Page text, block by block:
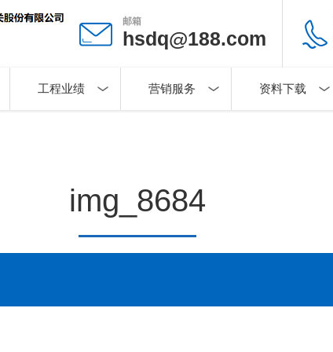
邮箱
hsdq@188.com
工程业绩 营销服务 资料下载
img_8684